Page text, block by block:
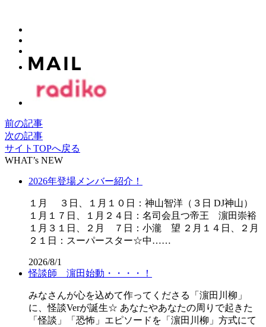
前の記事
次の記事
サイトTOPへ戻る
WHAT’s NEW
2026年登場メンバー紹介！
１月 ３日、１月１０日：神山智洋（３日 DJ神山）
１月１７日、１月２４日：名司会且つ帝王 濵田崇裕
１月３１日、２月 ７日：小瀧 望 ２月１４日、２月
２１日：スーパースター☆中……
2026/8/1
怪談師 濵田始動・・・・！
みなさんが心を込めて作ってくださる「濵田川柳」
に、怪談Verが誕生☆ あなたやあなたの周りで起きた
「怪談」「恐怖」エピソードを「濵田川柳」方式にて